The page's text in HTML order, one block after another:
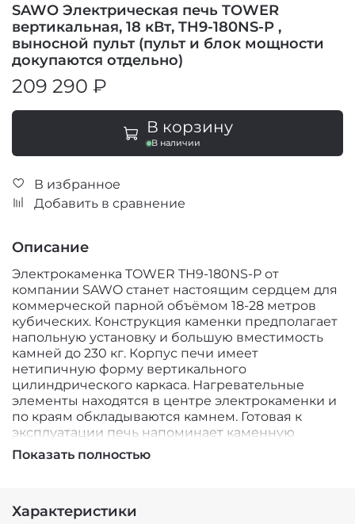
SAWO Электрическая печь TOWER
вертикальная, 18 кВт, TH9-180NS-P ,
выносной пульт (пульт и блок мощности
докупаются отдельно)
209 290 ₽
В корзину
В наличии
В избранное
Добавить в сравнение
Описание
Электрокаменка TOWER TH9-180NS-P от
компании SAWO станет настоящим сердцем для
коммерческой парной объёмом 18-28 метров
кубических. Конструкция каменки предполагает
напольную установку и большую вместимость
камней до 230 кг. Корпус печи имеет
нетипичную форму вертикального
цилиндрического каркаса. Нагревательные
элементы находятся в центре электрокаменки и
по краям обкладываются камнем. Готовая к
эксплуатации печь напоминает каменную
башню и позволяет поддавать воду во время
парения не только сверху каменки, но и по всей
русской бани. С каменкой TOWER TH9-180NS-P
Показать полностью
Характеристики